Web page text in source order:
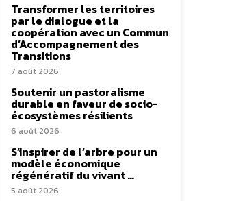
Transformer les territoires
par le dialogue et la
coopération avec un Commun
d’Accompagnement des
Transitions
7 août 2026
Soutenir un pastoralisme
durable en faveur de socio-
écosystèmes résilients
6 août 2026
S’inspirer de l’arbre pour un
modèle économique
régénératif du vivant …
5 août 2026